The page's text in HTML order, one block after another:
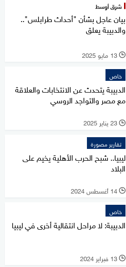
شرق أوسط
بيان عاجل بشأن "أحداث طرابلس"..
والدبيبة يعلق
l 13 مايو 2025
خاص
الدبيبة يتحدث عن الانتخابات والعلاقة
مع مصر والتواجد الروسي
l 23 يناير 2025
تقارير مصورة
ليبيا.. شبح الحرب الأهلية يخيم على
البلاد
l 14 أغسطس 2024
خاص
الدبيبة: لا مراحل انتقالية أخرى في ليبيا
l 13 فبراير 2024